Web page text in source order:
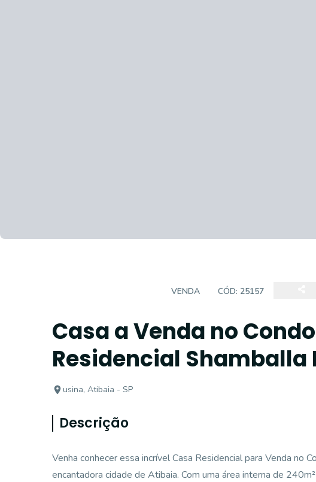
VENDA CÓD: 25157
Casa a Venda no
Residencial Shamballa
usina, Atibaia - SP
Descrição
Venha conhecer essa incrível Casa Residencial para Venda no
encantadora cidade de Atibaia. Com uma área interna de